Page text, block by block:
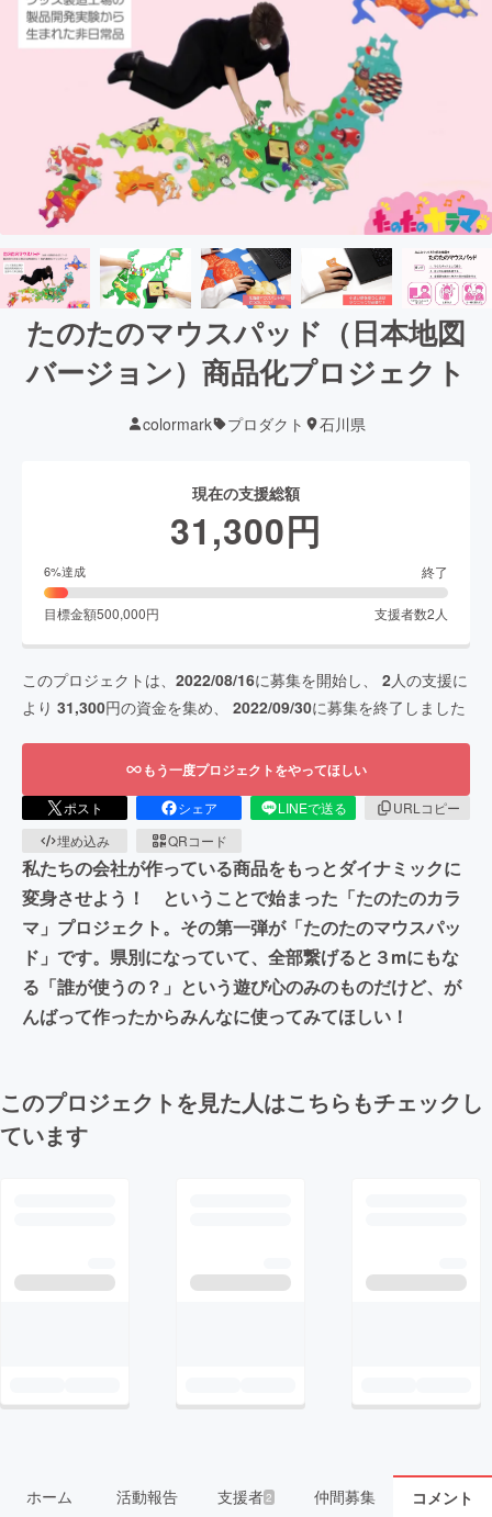
たのたのマウスパッド（日本地図
バージョン）商品化プロジェクト
colormark プロダクト 石川県
現在の支援総額
31,300円
6%達成 終了
目標金額500,000円 支援者数2 人
このプロジェクトは、 2022/08/16に募集を開始し、 2人の支援に
より 31,300円の資金を集め、 2022/09/30に募集を終了しました
もう一度プロジェクトをやってほしい
ポスト シェア LINEで送る
URLコピー
埋め込み
QRコード
私たちの会社が作っている商品をもっとダイナミックに
変身させよう！ ということで始まった「たのたのカラ
マ」プロジェクト。その第一弾が「たのたのマウスパッ
ド」です。県別になっていて、全部繋げると３mにもな
る「誰が使うの？」という遊び心のみのものだけど、が
んばって作ったからみんなに使ってみてほしい！
このプロジェクトを見た人はこちらもチェックし
ています
ホーム 活動報告 支援者 2 仲間募集 コメント